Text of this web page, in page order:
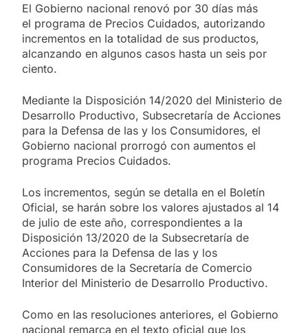
El Gobierno nacional renovó por 30 días más
el programa de Precios Cuidados, autorizando
incrementos en la totalidad de sus productos,
alcanzando en algunos casos hasta un seis por
ciento.
Mediante la Disposición 14/2020 del Ministerio de
Desarrollo Productivo, Subsecretaría de Acciones
para la Defensa de las y los Consumidores, el
Gobierno nacional prorrogó con aumentos el
programa Precios Cuidados.
Los incrementos, según se detalla en el Boletín
Oficial, se harán sobre los valores ajustados al 14
de julio de este año, correspondientes a la
Disposición 13/2020 de la Subsecretaría de
Acciones para la Defensa de las y los
Consumidores de la Secretaría de Comercio
Interior del Ministerio de Desarrollo Productivo.
Como en las resoluciones anteriores, el Gobierno
nacional remarca en el texto oficial que los